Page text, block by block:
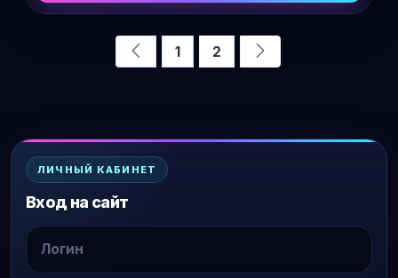
1 2
ЛИЧНЫЙ КАБИНЕТ
Вход на сайт